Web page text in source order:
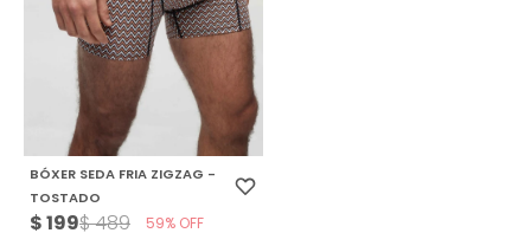
BÓXER SEDA FRIA ZIGZAG -
TOSTADO
$199$489 59